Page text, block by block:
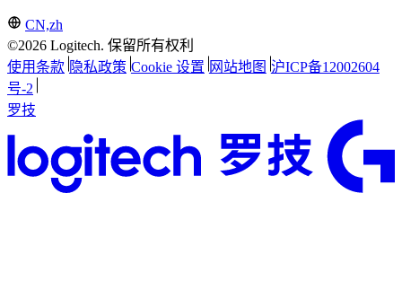
CN,zh
©2026 Logitech. 保留所有权利
使用条款 隐私政策 Cookie 设置 网站地图 沪ICP备12002604
号-2
罗技